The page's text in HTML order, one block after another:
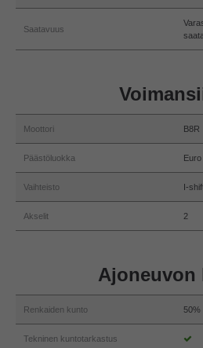
Saatavuus
Moottori B8R
Päästöluokka
Vaihteisto I-
Akselit 2
Ajoneuvon
Renkaiden kunto 50%
Tekninen kuntotarkastus